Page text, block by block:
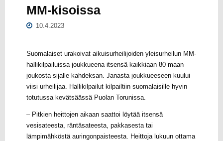
MM-kisoissa
10.4.2023
Suomalaiset urakoivat aikuisurheilijoiden yleisurheilun MM-
hallikilpailuissa joukkueena itsensä kaikkiaan 80 maan
joukosta sijalle kahdeksan. Janasta joukkueeseen kuului
viisi urheilijaa. Hallikilpailut kilpailtiin suomalaisille hyvin
totutussa kevätsäässä Puolan Torunissa.
– Pitkien heittojen aikaan saattoi löytää itsensä
vesisateesta, räntäsateesta, pakkasesta tai
lämpimähköstä auringonpaisteesta. Heittoja lukuun ottama